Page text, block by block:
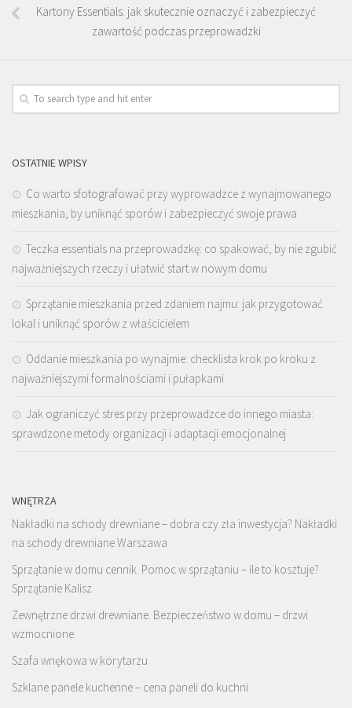
Kartony Essentials: jak skutecznie oznaczyć i zabezpieczyć
zawartość podczas przeprowadzki
OSTATNIE WPISY
Co warto sfotografować przy wyprowadzce z wynajmowanego
mieszkania, by uniknąć sporów i zabezpieczyć swoje prawa
Teczka essentials na przeprowadzkę: co spakować, by nie zgubić
najważniejszych rzeczy i ułatwić start w nowym domu
Sprzątanie mieszkania przed zdaniem najmu: jak przygotować
lokal i uniknąć sporów z właścicielem
Oddanie mieszkania po wynajmie: checklista krok po kroku z
najważniejszymi formalnościami i pułapkami
Jak ograniczyć stres przy przeprowadzce do innego miasta:
sprawdzone metody organizacji i adaptacji emocjonalnej
WNĘTRZA
Nakładki na schody drewniane – dobra czy zła inwestycja? Nakładki
na schody drewniane Warszawa
Sprzątanie w domu cennik. Pomoc w sprzątaniu – ile to kosztuje?
Sprzątanie Kalisz
Zewnętrzne drzwi drewniane. Bezpieczeństwo w domu – drzwi
wzmocnione.
Szafa wnękowa w korytarzu
Szklane panele kuchenne – cena paneli do kuchni